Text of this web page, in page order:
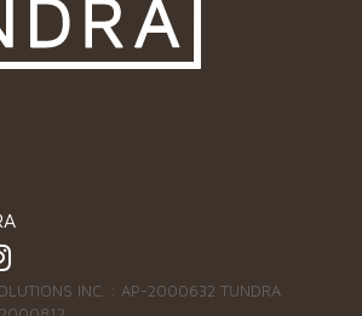
INC. : AP-2000632 TUNDRA